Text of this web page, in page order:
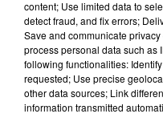
content; Use limited data to
detect fraud, and fix errors;
Save and communicate
process personal data such as
following functionalities:
requested; Use precise
other data sources; Link
information transmitted